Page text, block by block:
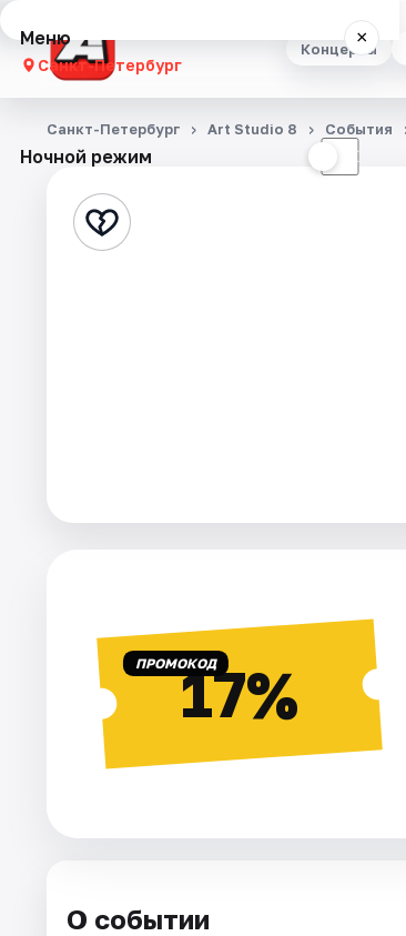
Концерты
Меню ×
Санкт-Петербург
Концерты
Стендап
Артисты
Рейтинги
Ночной режим ☾
Санкт-Петербург Art Studio 8 События
ПРОМОКОД17%
О событии